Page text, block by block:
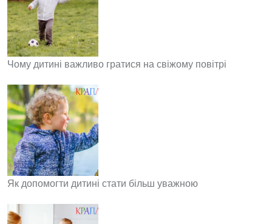
Чому дитині важливо гратися на свіжому повітрі
Як допомогти дитині стати більш уважною